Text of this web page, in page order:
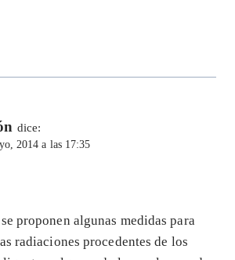
dice:
2014 a las 17:35
proponen algunas medidas para
radiaciones procedentes de los